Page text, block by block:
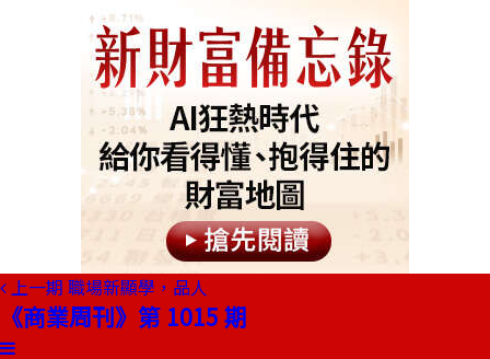
上一期 職場新顯學，品人
《商業周刊》第 1015 期